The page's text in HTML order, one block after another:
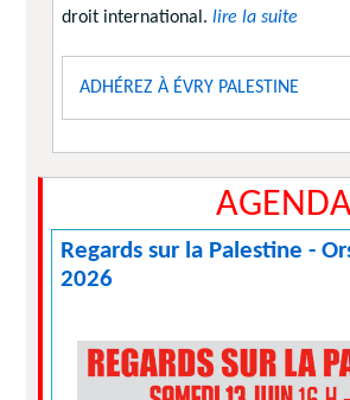
droit international. lire la suite
ADHÉREZ À ÉVRY PALESTINE
Regards sur la Palestine -
2026